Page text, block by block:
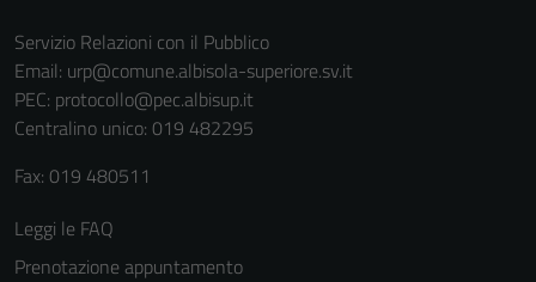
Servizio Relazioni con il Pubblico
Email: urp@comune.albisola-superiore.sv.it
PEC: protocollo@pec.albisup.it
Centralino unico: 019 482295
Fax: 019 480511
Leggi le FAQ
Prenotazione appuntamento
del sito e non